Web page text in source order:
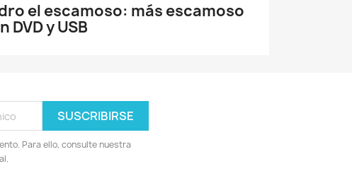
el escamoso: más escamoso
DVD y USB
Para ello, consulte nuestra